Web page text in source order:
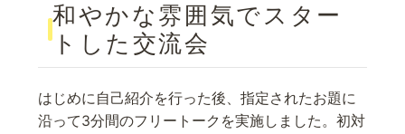
和やかな雰囲気でスター
トした交流会
はじめに自己紹介を行った後、指定されたお題に
沿って3分間のフリートークを実施しました。初対